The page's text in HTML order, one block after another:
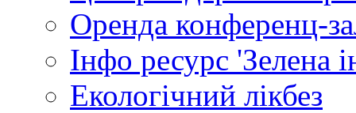
Оренда конференц-
Інфо ресурс 'Зелена
Екологічний лікбез